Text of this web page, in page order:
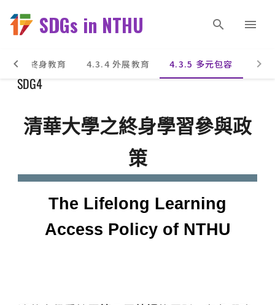
SDGs in NTHU
4.3.3 終身教育 4.3.4 外展教育 4.3.5 多元包容